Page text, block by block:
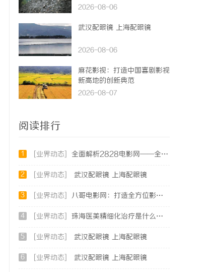
脸的点睛之笔！淡颜系女生的
2026-08-06
武汉配眼镜 上海配眼镜
2026-08-06
麻花影视：打造中国喜剧影视
新高地的创新典范
2026-08-07
阅读排行
1 [业界动态] 全面解析2828电影网——全方位提升你的观影体验平台
2 [业界动态] 武汉配眼镜 上海配眼镜
3 [业界动态] 八哥电影网：打造全方位影视娱乐新体验的平台解析
4 [业界动态] 珠海医美精细化治疗是什么？珠海专业医美机构筛选标准科普
5 [业界动态] 武汉配眼镜 上海配眼镜
6 [业界动态] 武汉配眼镜 上海配眼镜